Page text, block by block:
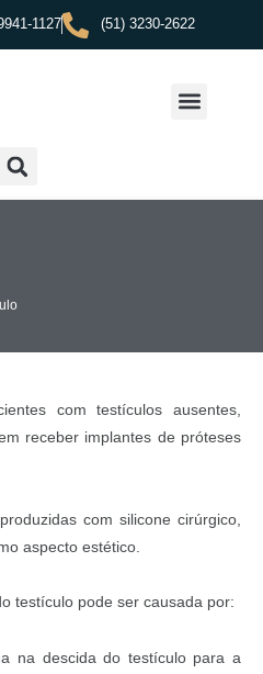
1127 (51) 3230-2622
com testículos ausentes,
receber implantes de próteses
com silicone cirúrgico,
aspecto estético.
testículo pode ser causada por:
na descida do testículo para a